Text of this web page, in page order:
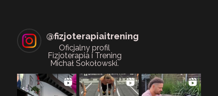
@fizjoterapiaitrening
Oficjalny profil
Fizjoterapia i Trening
Michał Sokołowski.